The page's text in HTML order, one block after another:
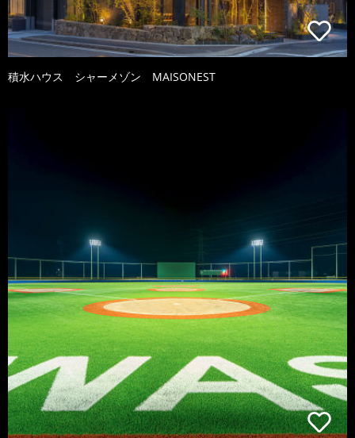
積水ハウス シャーメゾン MAISONEST